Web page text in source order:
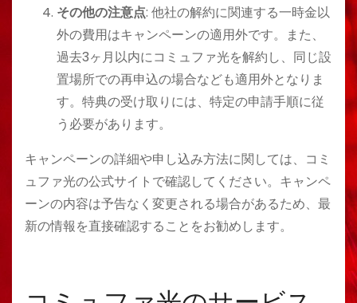
その他の注意点: 他社の解約に関連する一時金以
外の費用はキャンペーンの適用外です。また、
過去3ヶ月以内にコミュファ光を解約し、同じ設
置場所での再申込の場合なども適用外となりま
す。特典の受け取りには、特定の申請手順に従
う必要があります。
キャンペーンの詳細や申し込み方法に関しては、コミ
ュファ光の公式サイトで確認してください。キャンペ
ーンの内容は予告なく変更される場合があるため、最
新の情報を直接確認することをお勧めします​​​​​​​​​​。